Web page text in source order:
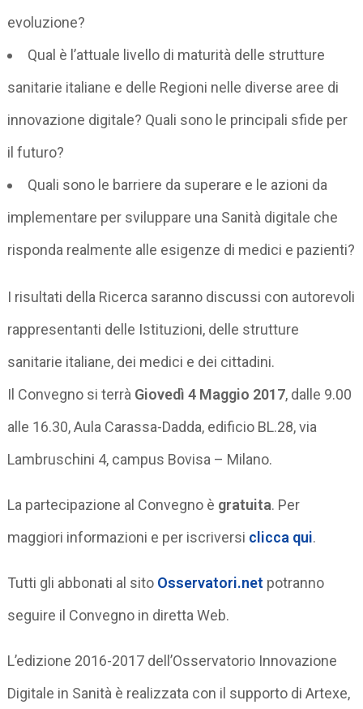
evoluzione?
Qual è l’attuale livello di maturità delle strutture
sanitarie italiane e delle Regioni nelle diverse aree di
innovazione digitale? Quali sono le principali sfide per
il futuro?
Quali sono le barriere da superare e le azioni da
implementare per sviluppare una Sanità digitale che
risponda realmente alle esigenze di medici e pazienti?
I risultati della Ricerca saranno discussi con autorevoli
rappresentanti delle Istituzioni, delle strutture
sanitarie italiane, dei medici e dei cittadini.
Il Convegno si terrà Giovedì 4 Maggio 2017, dalle 9.00
alle 16.30, Aula Carassa-Dadda, edificio BL.28, via
Lambruschini 4, campus Bovisa – Milano.
La partecipazione al Convegno è gratuita. Per
maggiori informazioni e per iscriversi clicca qui.
Tutti gli abbonati al sito Osservatori.net potranno
seguire il Convegno in diretta Web.
L’edizione 2016-2017 dell’Osservatorio Innovazione
Digitale in Sanità è realizzata con il supporto di Artexe,